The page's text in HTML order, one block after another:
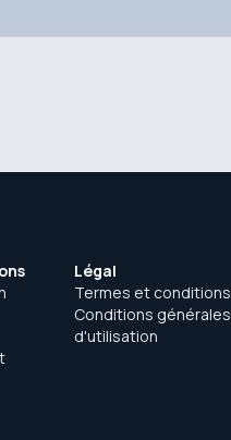
Légal
Termes et conditions
Conditions générales
d'utilisation